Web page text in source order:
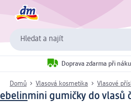
Hledat a najít
Doprava zdarma při
Domů Vlasová kosmetika Vlasové
ebelinmini gumičky do vlasů